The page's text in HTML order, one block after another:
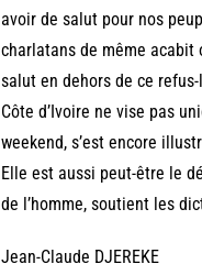
avoir de salut pour nos
charlatans de même acabit
salut en dehors de ce
Côte d’Ivoire ne vise pas
weekend, s’est encore
Elle est aussi peut-être le
de l’homme, soutient les
Jean-Claude DJEREKE